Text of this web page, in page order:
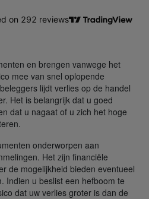
en brengen vanwege het
mee van snel oplopende
lijdt verlies op de handel
Het is belangrijk dat u goed
dat u nagaat of u zich het hoge
onderworpen aan
Het zijn financiële
de mogelijkheid bieden eventueel
Indien u beslist een hefboom te
dat uw verlies groter is dan de